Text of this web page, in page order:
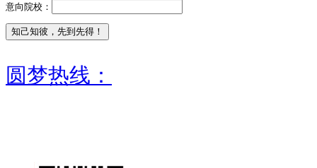
意向院校：
圆梦热线：